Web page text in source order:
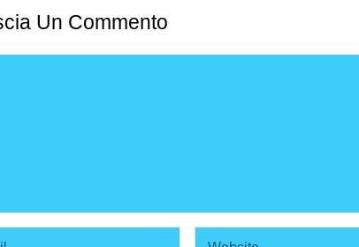
Un Commento